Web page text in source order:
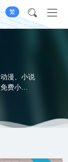
繁
漫、小说
费小
电影,动画
夸克资